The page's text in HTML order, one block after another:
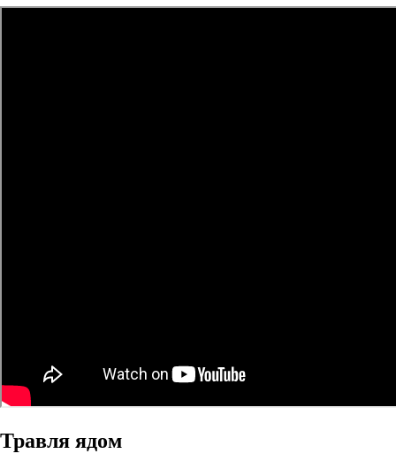
Травля ядом